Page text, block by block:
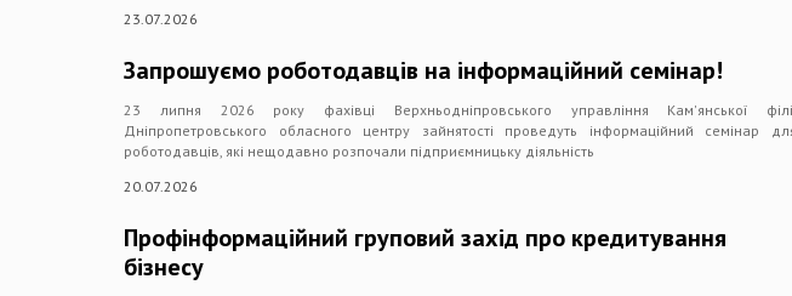
23.07.2026
Запрошуємо роботодавців на інформаційний семінар!
23 липня 2026 року фахівці Верхньодніпровського управління Кам'янської
Дніпропетровського обласного центру зайнятості проведуть інформаційний семінар
роботодавців, які нещодавно розпочали підприємницьку діяльність
20.07.2026
Профінформаційний груповий захід про кредитування
бізнесу